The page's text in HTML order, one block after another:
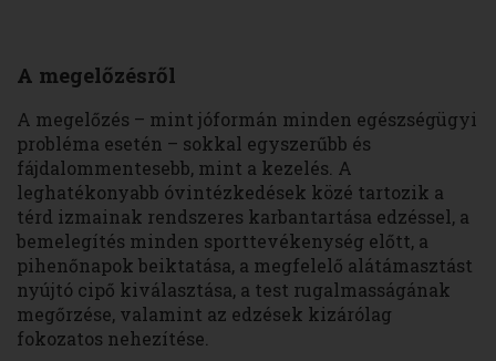
A megelőzésről
A megelőzés – mint jóformán minden egészségügyi
probléma esetén – sokkal egyszerűbb és
fájdalommentesebb, mint a kezelés. A
leghatékonyabb óvintézkedések közé tartozik a
térd izmainak rendszeres karbantartása edzéssel, a
bemelegítés minden sporttevékenység előtt, a
pihenőnapok beiktatása, a megfelelő alátámasztást
nyújtó cipő kiválasztása, a test rugalmasságának
megőrzése, valamint az edzések kizárólag
fokozatos nehezítése.